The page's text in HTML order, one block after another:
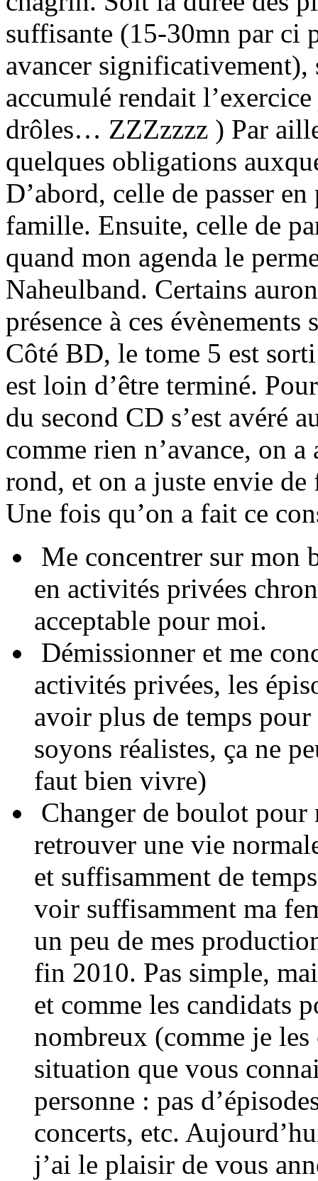
suffisante (15-30mn par ci
avancer
accumulé rendait
drôles… ZZZzzzz ) Par
quelques obligations
D’abord, celle de passer
famille. Ensuite, celle de
quand mon agenda le
Naheulband. Certains
présence à ces
Côté BD, le tome 5 est
est loin d’être terminé.
du second CD s’est avéré
comme rien n’avance, on
rond, et on a juste envie
Une fois qu’on a fait ce
Me concentrer sur mon
en activités privées
acceptable pour moi.
Démissionner et me
activités privées, les
avoir plus de temps
soyons réalistes, ça ne
faut bien vivre)
Changer de boulot pour
retrouver une vie
et suffisamment de
voir suffisamment ma
un peu de mes
fin 2010. Pas simple,
et comme les candidats
nombreux (comme je
situation que vous
personne : pas
concerts, etc.
j’ai le plaisir de vous